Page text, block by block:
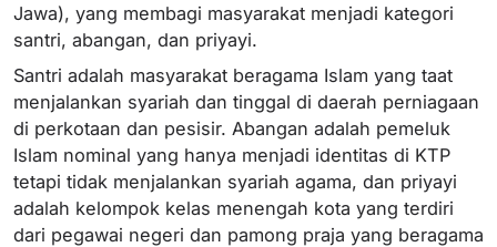
Jawa), yang membagi masyarakat menjadi kategori
santri, abangan, dan priyayi.
Santri adalah masyarakat beragama Islam yang taat
menjalankan syariah dan tinggal di daerah perniagaan
di perkotaan dan pesisir. Abangan adalah pemeluk
Islam nominal yang hanya menjadi identitas di KTP
tetapi tidak menjalankan syariah agama, dan priyayi
adalah kelompok kelas menengah kota yang terdiri
dari pegawai negeri dan pamong praja yang beragama